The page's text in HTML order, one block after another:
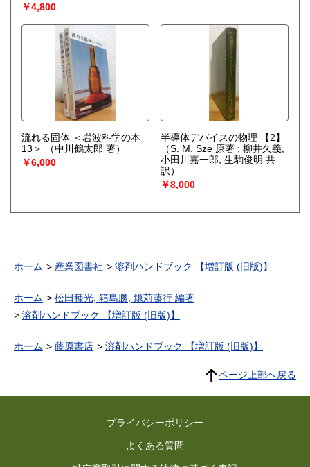
￥4,800
流れる固体 ＜岩波科学の本
13＞
（中川鶴太郎 著）
￥6,000
半導体デバイスの物理 【2】
（S. M. Sze 原著 ; 柳井久義,
小田川嘉一郎, 生駒俊明 共
訳）
￥8,000
ホーム 産業図書社 溶剤ハンドブック 【増訂版 (旧版)】
ホーム
松田種光, 箱島勝, 鎌苅藤行 編著
溶剤ハンドブック 【増訂版 (旧版)】
ホーム 藤原書店 溶剤ハンドブック 【増訂版 (旧版)】
ページ上部へ戻る
プライバシーポリシー
よくある質問